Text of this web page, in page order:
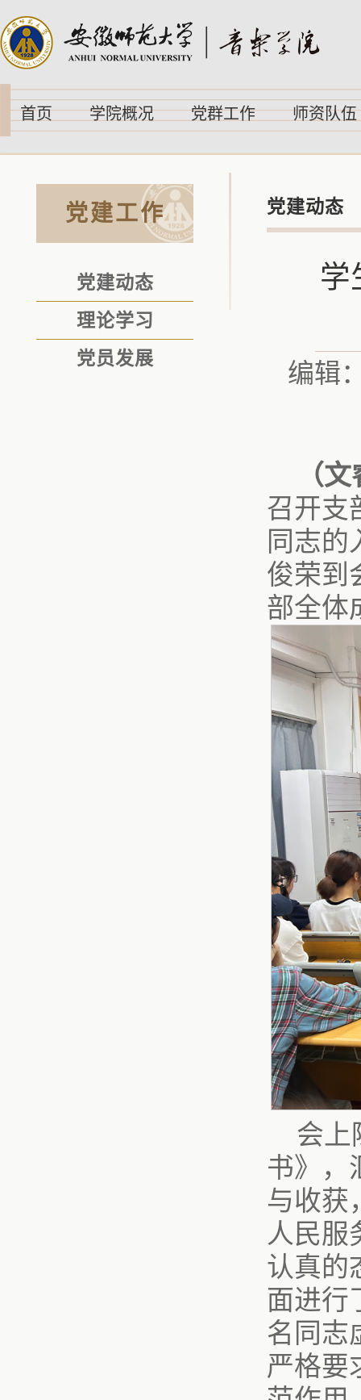
首页 学院概况 党群工作 师资队伍
党建工作
党建动态
理论学习
党员发展
党建动态
学
编辑
（
召开支
同志
俊荣到
部全体
会上
书》，
与收获
人民服
认真的
面进行
名同志
严格要